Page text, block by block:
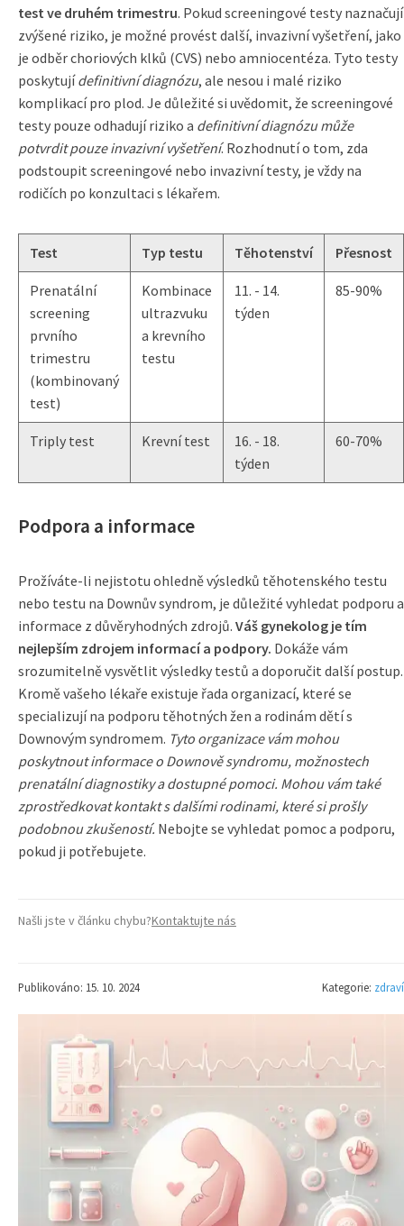
test ve druhém trimestru. Pokud screeningové testy naznačují
zvýšené riziko, je možné provést další, invazivní vyšetření, jako
je odběr choriových klků (CVS) nebo amniocentéza. Tyto testy
poskytujídefinitivní diagnózu, ale nesou i malé riziko
komplikací pro plod. Je důležité si uvědomit, že screeningové
testy pouze odhadují riziko a definitivní diagnózu může
potvrdit pouze invazivní vyšetření. Rozhodnutí o tom, zda
podstoupit screeningové nebo invazivní testy, je vždy na
rodičích po konzultaci s lékařem.
Test Typ testu Těhotenství Přesnost
Prenatální
screening
prvního
trimestru
(kombinovaný
test)
Kombinace
ultrazvuku
a krevního
testu
11. - 14.
týden
85-90%
Triply test Krevní test
16. - 18.
týden
60-70%
Podpora a informace
Prožíváte-li nejistotu ohledně výsledků těhotenského testu
nebo testu na Downův syndrom, je důležité vyhledat podporu a
informace z důvěryhodných zdrojů. Váš gynekolog je tím
nejlepším zdrojem informací a podpory. Dokáže vám
srozumitelně vysvětlit výsledky testů a doporučit další postup.
Kromě vašeho lékaře existuje řada organizací, které se
specializují na podporu těhotných žen a rodinám dětí s
Downovým syndromem. Tyto organizace vám mohou
poskytnout informace o Downově syndromu, možnostech
prenatální diagnostiky a dostupné pomoci. Mohou vám také
zprostředkovat kontakt s dalšími rodinami, které si prošly
podobnou zkušeností. Nebojte se vyhledat pomoc a podporu,
pokud ji potřebujete.
Našli jste v článku chybu?Kontaktujte nás
Publikováno: 15. 10. 2024 Kategorie: zdraví